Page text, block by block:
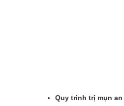
Quy trình trị mụn an